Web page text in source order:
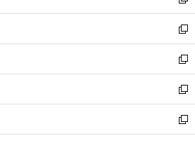
開
く
ウ
で
開
く
ン
ド
ウ
で
開
く
し
い
ウ
ィ
ン
ド
ウ
で
開
新
し
い
ウ
ィ
ン
ド
ウ
新
し
い
ウ
ィ
ン
新
し
い
ウ
新
し